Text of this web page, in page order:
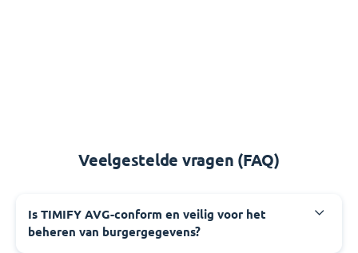
Veelgestelde vragen (FAQ)
‍Is TIMIFY AVG-conform en veilig voor het
beheren van burgergegevens?